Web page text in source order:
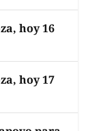
hoy 16
hoy 17